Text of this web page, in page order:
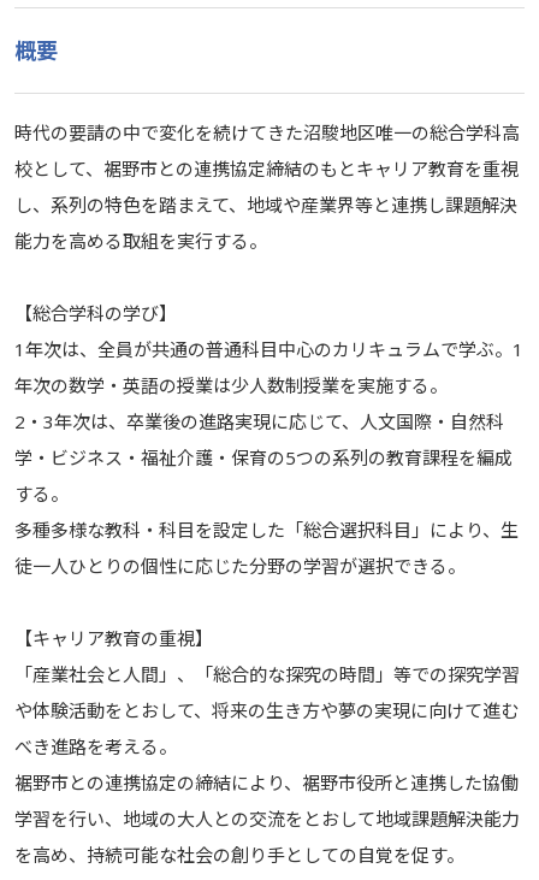
概要
時代の要請の中で変化を続けてきた沼駿地区唯一の総合学科高
校として、裾野市との連携協定締結のもとキャリア教育を重視
し、系列の特色を踏まえて、地域や産業界等と連携し課題解決
能力を高める取組を実行する。
【総合学科の学び】
1年次は、全員が共通の普通科目中心のカリキュラムで学ぶ。1
年次の数学・英語の授業は少人数制授業を実施する。
2・3年次は、卒業後の進路実現に応じて、人文国際・自然科
学・ビジネス・福祉介護・保育の5つの系列の教育課程を編成
する。
多種多様な教科・科目を設定した「総合選択科目」により、生
徒一人ひとりの個性に応じた分野の学習が選択できる。
【キャリア教育の重視】
「産業社会と人間」、「総合的な探究の時間」等での探究学習
や体験活動をとおして、将来の生き方や夢の実現に向けて進む
べき進路を考える。
裾野市との連携協定の締結により、裾野市役所と連携した協働
学習を行い、地域の大人との交流をとおして地域課題解決能力
を高め、持続可能な社会の創り手としての自覚を促す。